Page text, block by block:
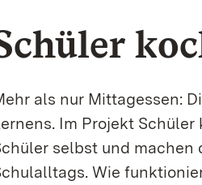
als nur Mittagessen:
Im Projekt
selbst und machen
Wie